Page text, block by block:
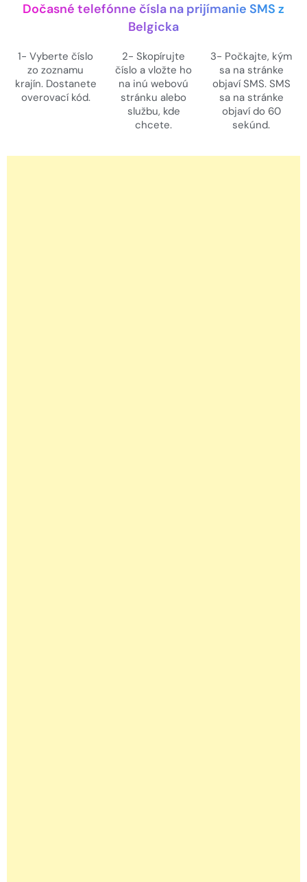
Dočasné telefónne čísla na prijímanie SMS z
Belgicka
1- Vyberte číslo
zo zoznamu
krajín. Dostanete
overovací kód.
2- Skopírujte
číslo a vložte ho
na inú webovú
stránku alebo
službu, kde
chcete.
3- Počkajte, kým
sa na stránke
objaví SMS. SMS
sa na stránke
objaví do 60
sekúnd.